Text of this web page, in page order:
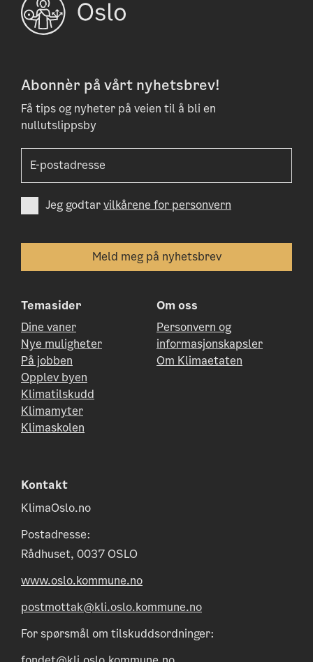
Abonnèr på vårt nyhetsbrev!
Få tips og nyheter på veien til å bli en
nullutslippsby
Jeg godtarvilkårene for personvern
Temasider
Dine vaner
Nye muligheter
På jobben
Opplev byen
Klimatilskudd
Klimamyter
Klimaskolen
Om oss
Personvern og
informasjonskapsler
Om Klimaetaten
Kontakt
KlimaOslo.no
Postadresse:
Rådhuset, 0037 OSLO
www.oslo.kommune.no
postmottak@kli.oslo.kommune.no
For spørsmål om tilskuddsordninger: